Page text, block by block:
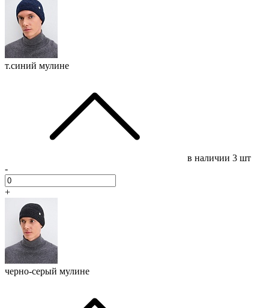
т.синий мулине
в наличии 3 шт
-
+
черно-серый мулине